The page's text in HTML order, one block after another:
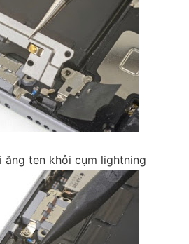
ten khỏi cụm lightning